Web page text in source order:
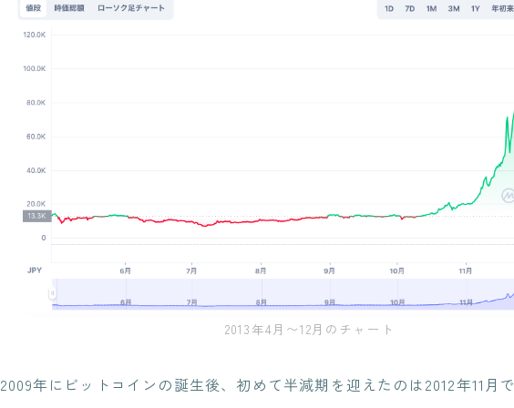
2013年4月〜12月のチャート
2009年にビットコインの誕生後、初めて半減期を迎えたのは2012年11月